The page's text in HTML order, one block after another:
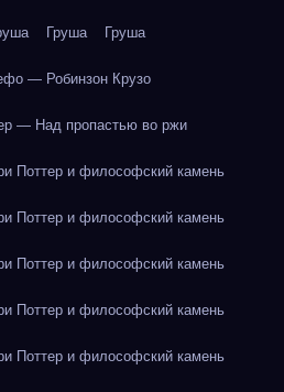
Груша Груша
— Робинзон Крузо
— Над пропастью во ржи
Поттер и философский камень
Поттер и философский камень
Поттер и философский камень
Поттер и философский камень
Поттер и философский камень